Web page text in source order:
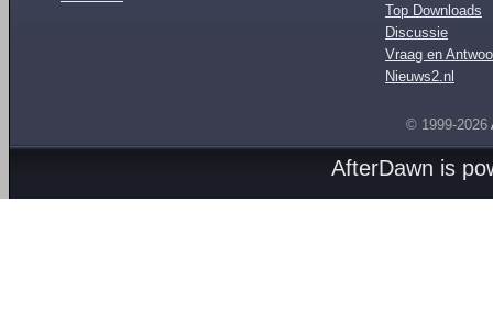
Top Downloads
Discussie
Vraag en
Nieuws2.nl
© 1999-2026
AfterDawn is